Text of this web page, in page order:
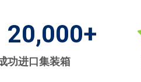
20,000+
功进口集装箱